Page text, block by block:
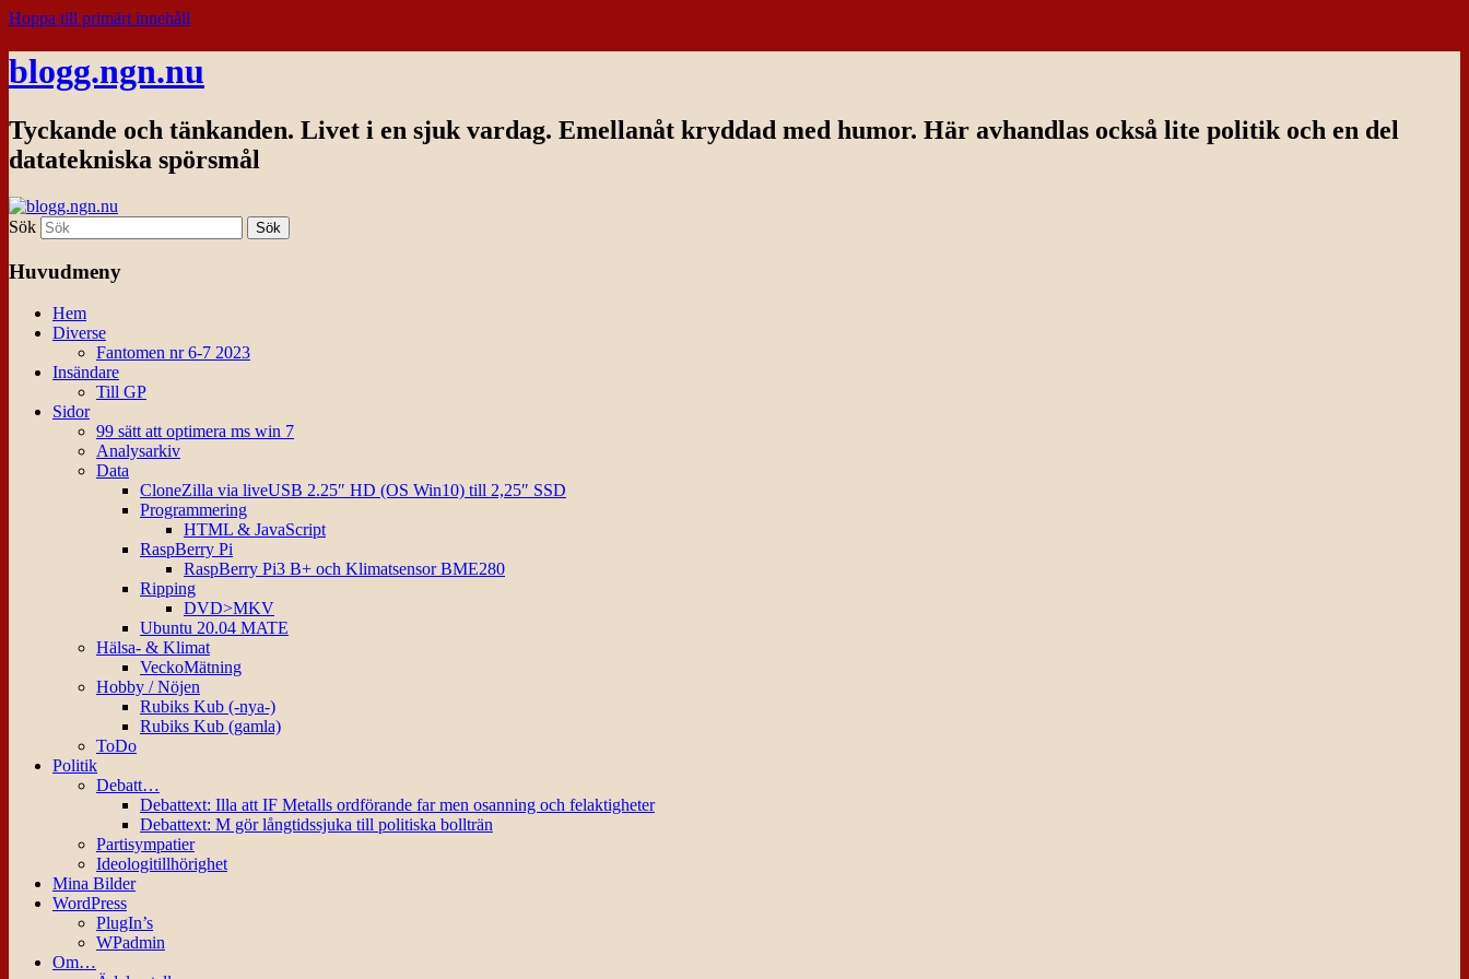
Hoppa till primärt innehåll
blogg.ngn.nu
Tyckande och tänkanden. Livet i en sjuk vardag. Emellanåt kryddad med humor. Här avhandlas också lite politik och en del
datatekniska spörsmål
Sök
Huvudmeny
Hem
Diverse
Fantomen nr 6-7 2023
Insändare
Till GP
Sidor
99 sätt att optimera ms win 7
Analysarkiv
Data
CloneZilla via liveUSB 2.25″ HD (OS Win10) till 2,25″ SSD
Programmering
HTML & JavaScript
RaspBerry Pi
RaspBerry Pi3 B+ och Klimatsensor BME280
Ripping
DVD>MKV
Ubuntu 20.04 MATE
Hälsa- & Klimat
VeckoMätning
Hobby / Nöjen
Rubiks Kub (-nya-)
Rubiks Kub (gamla)
ToDo
Politik
Debatt…
Debattext: Illa att IF Metalls ordförande far men osanning och felaktigheter
Debattext: M gör långtidssjuka till politiska bollträn
Partisympatier
Ideologitillhörighet
Mina Bilder
WordPress
PlugIn’s
WPadmin
Om…